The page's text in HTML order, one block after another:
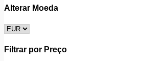
Alterar Moeda
Filtrar por Preço